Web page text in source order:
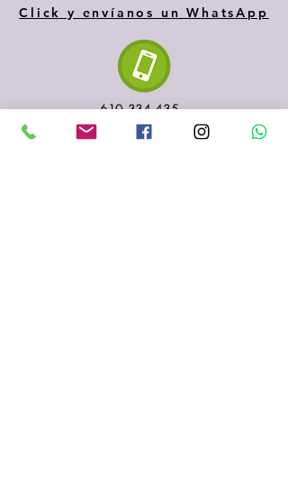
Click y envíanos un WhatsApp
610 334 435
935 153 687